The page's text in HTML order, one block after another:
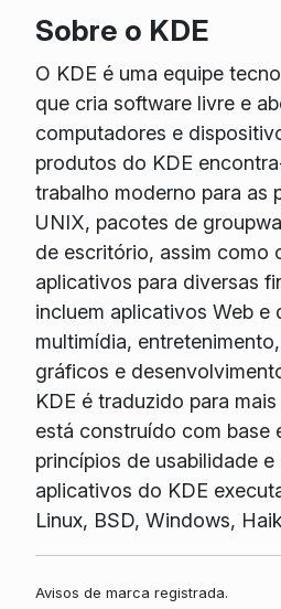
Sobre o KDE
O KDE é uma equipe
que cria software livre e
computadores e
produtos do KDE
trabalho moderno para as
UNIX, pacotes de
de escritório, assim como
aplicativos para diversas
incluem aplicativos Web e
multimídia,
gráficos e
KDE é traduzido para
está construído com base
princípios de usabilidade e
aplicativos do KDE
Linux, BSD, Windows,
Avisos de marca registrada.